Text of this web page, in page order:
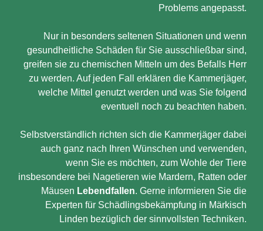
Problems angepasst.
Nur in besonders seltenen Situationen und wenn
gesundheitliche Schäden für Sie ausschließbar sind,
greifen sie zu chemischen Mitteln um des Befalls Herr
zu werden. Auf jeden Fall erklären die Kammerjäger,
welche Mittel genutzt werden und was Sie folgend
eventuell noch zu beachten haben.
Selbstverständlich richten sich die Kammerjäger dabei
auch ganz nach Ihren Wünschen und verwenden,
wenn Sie es möchten, zum Wohle der Tiere
insbesondere bei Nagetieren wie Mardern, Ratten oder
Mäusen Lebendfallen. Gerne informieren Sie die
Experten für Schädlingsbekämpfung in Märkisch
Linden bezüglich der sinnvollsten Techniken.